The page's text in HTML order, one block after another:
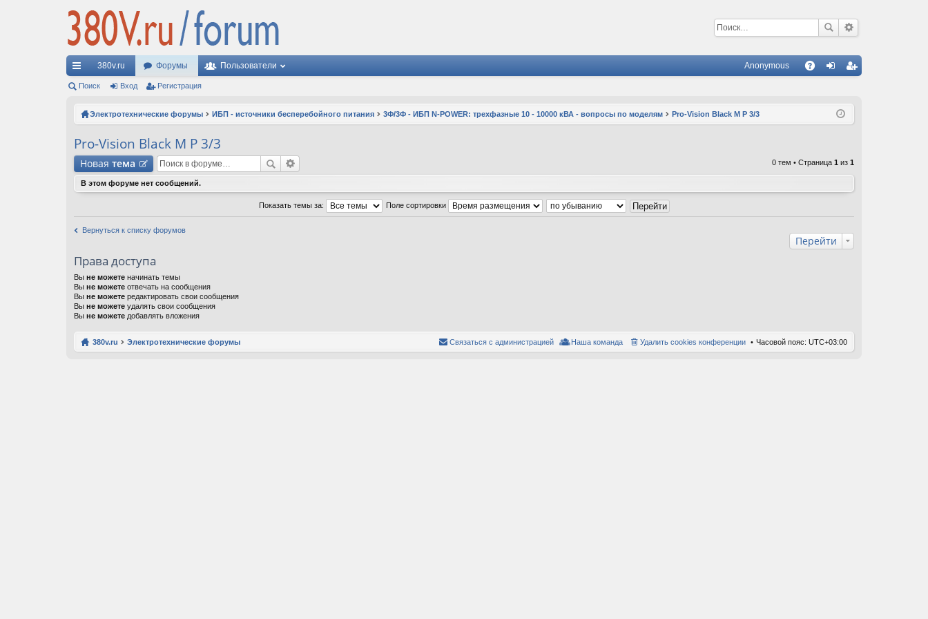
С
с
и
380v.ru Форумы Пользователи Anonymous
ис
Поиск Вход Регистрация
Электротехнические форумы ИБП - источники бесперебойного питания 3Ф/3Ф - ИБП N-POWER: трехфазные 10 - 10000 кВА - вопросы по моделям Pro-Vision Black M P 3/3
Pro-Vision Black M P 3/3
Новая тема 0 тем • Страница 1 из 1
В этом форуме нет сообщений.
Показать темы за: Поле сортировки
Вернуться к списку форумов
Перейти
Права доступа
Вы не можете начинать темы
Вы не можете отвечать на сообщения
Вы не можете редактировать свои сообщения
Вы не можете удалять свои сообщения
Вы не можете добавлять вложения
380v.ru Электротехнические форумы Часовой пояс: UTC+03:00
Удалить cookies конференции
Наша команда
Связаться с администрацией